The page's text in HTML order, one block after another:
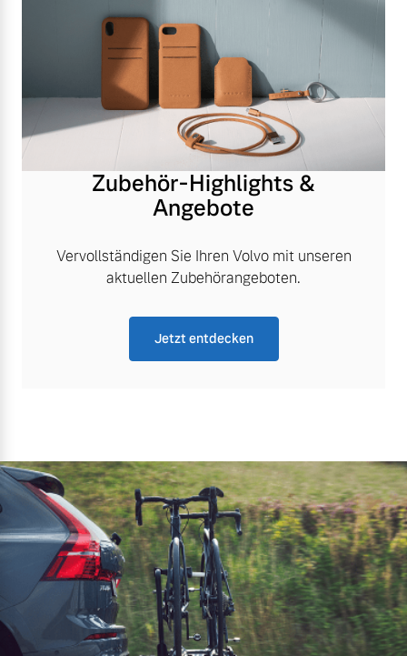
Zubehör-Highlights &
Angebote
Vervollständigen Sie Ihren Volvo mit unseren
aktuellen Zubehörangeboten.
Jetzt entdecken